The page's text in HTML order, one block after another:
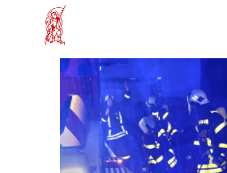
Mach mit!
Löschzug
Tradition
Bürger